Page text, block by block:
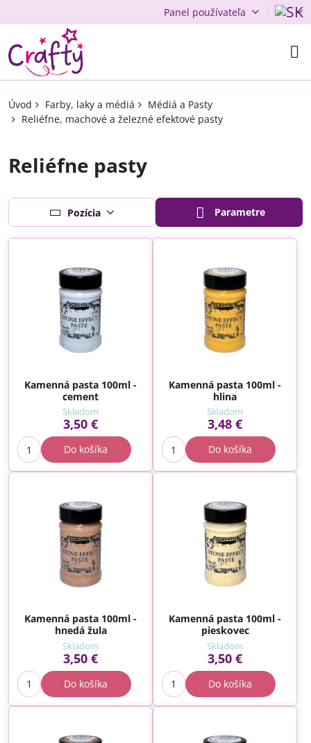
Panel používateľa
Úvod Farby, laky a médiá
Médiá a Pasty
Reliéfne, machové a železné efektové pasty
Reliéfne pasty
Pozícia Parametre
Kamenná pasta 100ml -
cement
Skladom
3,50 €
Do košíka
Kamenná pasta 100ml -
hlina
Skladom
3,48 €
Do košíka
Kamenná pasta 100ml -
hnedá žula
Skladom
3,50 €
Do košíka
Kamenná pasta 100ml -
pieskovec
Skladom
3,50 €
Do košíka